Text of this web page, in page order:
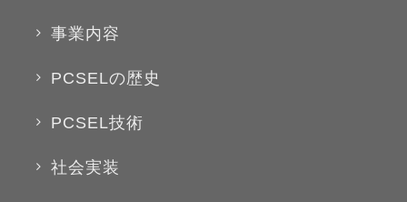
事業内容
PCSELの歴史
PCSEL技術
社会実装